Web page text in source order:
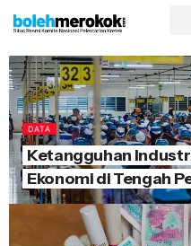
DATA
Ketangguhan
Ekonomi di Tengah